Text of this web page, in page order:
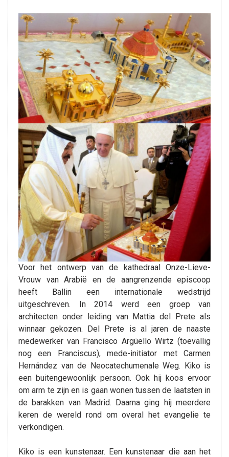
Voor het ontwerp van de kathedraal Onze-Lieve-
Vrouw van Arabië en de aangrenzende episcoop
heeft Ballin een internationale wedstrijd
uitgeschreven. In 2014 werd een groep van
architecten onder leiding van Mattia del Prete als
winnaar gekozen. Del Prete is al jaren de naaste
medewerker van Francisco Argüello Wirtz (toevallig
nog een Franciscus), mede-initiator met Carmen
Hernández van de Neocatechumenale Weg. Kiko is
een buitengewoonlijk persoon. Ook hij koos ervoor
om arm te zijn en is gaan wonen tussen de laatsten in
de barakken van Madrid. Daarna ging hij meerdere
keren de wereld rond om overal het evangelie te
verkondigen.
Kiko is een kunstenaar. Een kunstenaar die aan het